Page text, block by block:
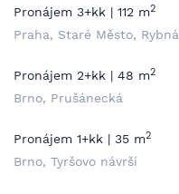
Pronájem 3+kk | 112 m2
Praha, Staré Město, Rybná
Pronájem 2+kk | 48 m2
Brno, Prušánecká
Pronájem 1+kk | 35 m2
Brno, Tyršovo návrší